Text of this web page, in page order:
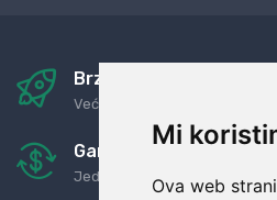
Mi
Ova web
Brza i sigurna dostava
Već za nekoliko dana kod vas
Garancija u povrat
Jednostavno pravilo: Roba za